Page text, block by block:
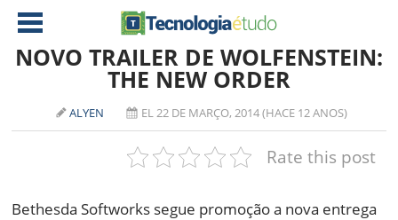
AMD
ATI
TABLETS
IOS
JOGOS
NOVO TRAILER DE WOLFENSTEIN:
THE NEW ORDER
ALYEN EL 22 DE MARÇO, 2014 (HACE 12 ANOS)
Rate this post
Bethesda Softworks segue promoção a nova entrega